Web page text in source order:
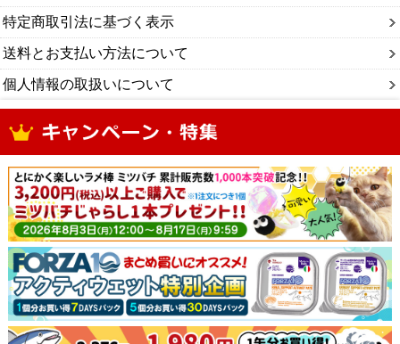
特定商取引法に基づく表示
送料とお支払い方法について
個人情報の取扱いについて